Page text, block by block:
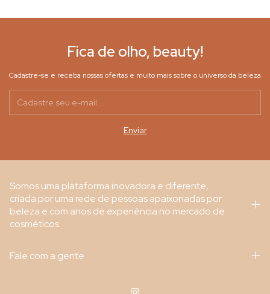
Fica de olho, beauty!
Cadastre-se e receba nossas ofertas e muito mais sobre o universo da beleza
Somos uma plataforma inovadora e diferente,
criada por uma rede de pessoas apaixonadas por
beleza e com anos de experiência no mercado de
cosméticos.
Fale com a gente